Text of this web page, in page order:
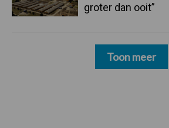
groter dan ooit”
Toon meer